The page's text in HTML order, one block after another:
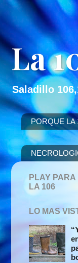
La
Saladillo
PORQUE LA
PLAY
LA 106
LO MAS